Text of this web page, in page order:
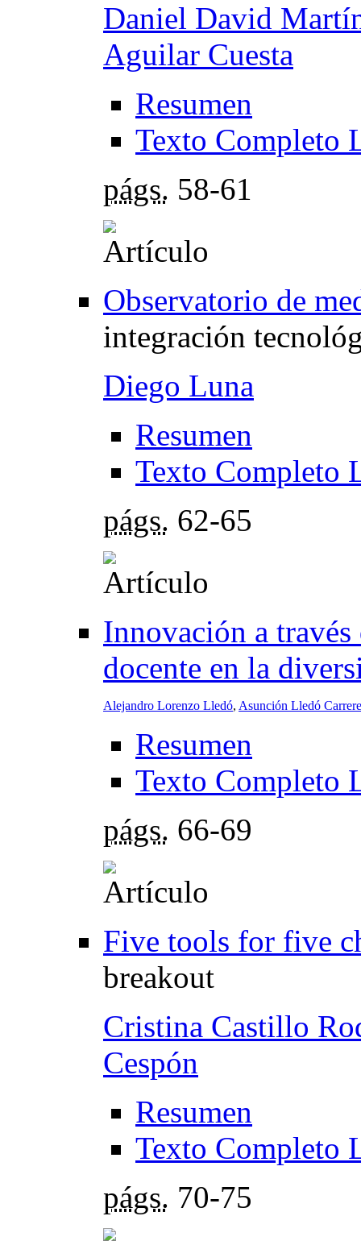
Daniel David
Aguilar Cuesta
Resumen
Texto Completo
págs. 58-61
Observatorio de
integración
Diego Luna
Resumen
Texto Completo
págs. 62-65
Innovación a
docente en la
Alejandro Lorenzo Lledó, Asunción Lledó
Resumen
Texto Completo
págs. 66-69
Five tools for five
breakout
Cristina Castillo
Cespón
Resumen
Texto Completo
págs. 70-75